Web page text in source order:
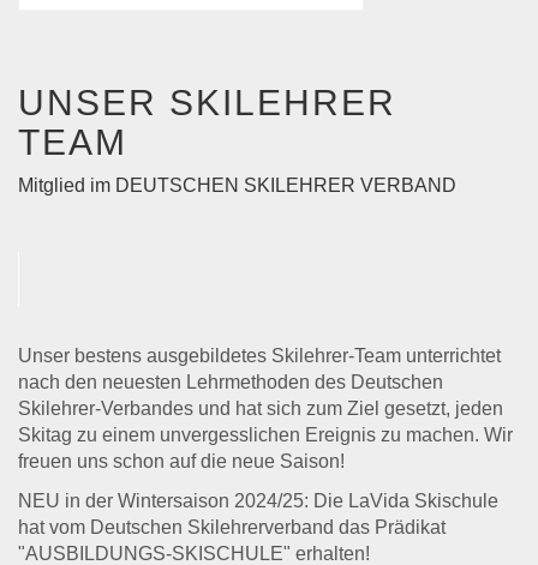
UNSER SKILEHRER
TEAM
Mitglied im DEUTSCHEN SKILEHRER VERBAND
Unser bestens ausgebildetes Skilehrer-Team unterrichtet
nach den neuesten Lehrmethoden des Deutschen
Skilehrer-Verbandes und hat sich zum Ziel gesetzt, jeden
Skitag zu einem unvergesslichen Ereignis zu machen. Wir
freuen uns schon auf die neue Saison!
NEU in der Wintersaison 2024/25: Die LaVida Skischule
hat vom Deutschen Skilehrerverband das Prädikat
"AUSBILDUNGS-SKISCHULE" erhalten!